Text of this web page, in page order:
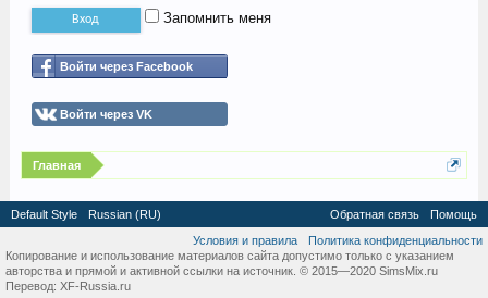
Запомнить меня
Войти через Facebook
Войти через VK
Главная
Default Style Russian (RU) Обратная связь
Помощь
Условия и правила
Политика конфиденциальности
Копирование и использование материалов сайта допустимо только с указанием
авторства и прямой и активной ссылки на источник. © 2015—2020 SimsMix.ru
Перевод: XF-Russia.ru